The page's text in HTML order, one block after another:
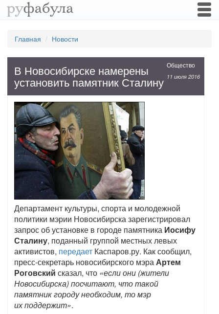
Главная Новости
Общество
11 июля 2016
В Новосибирске намерены
установить памятник Сталину
Департамент культуры, спорта и молодежной
политики мэрии Новосибирска зарегистрировал
запрос об установке в городе памятника Иосифу
Сталину, поданный группой местных левых
активистов, передает Каспаров.ру. Как сообщил,
пресс-секретарь новосибирского мэраАртем
Роговский сказал, что «если они (жители
Новосибирска) посчитают, что такой
памятник городу необходим, то мэр
их поддержит».